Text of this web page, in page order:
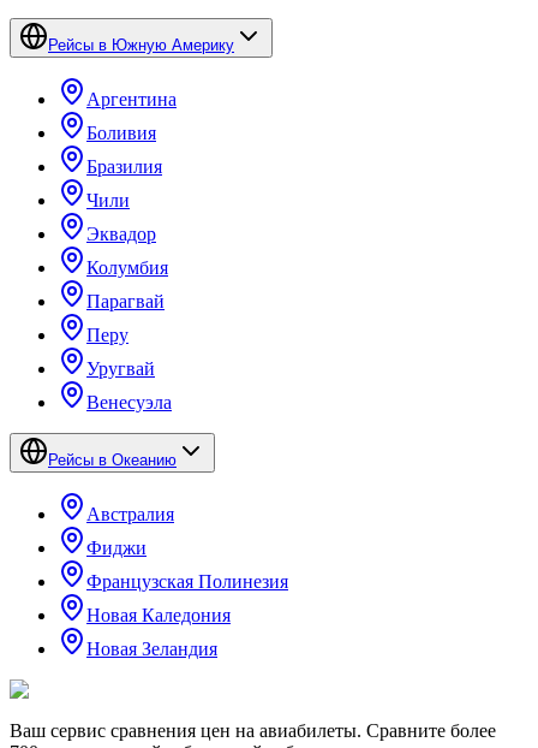
Рейсы в Южную Америку
Аргентина
Боливия
Бразилия
Чили
Эквадор
Колумбия
Парагвай
Перу
Уругвай
Венесуэла
Рейсы в Океанию
Австралия
Фиджи
Французская Полинезия
Новая Каледония
Новая Зеландия
Ваш сервис сравнения цен на авиабилеты. Сравните более